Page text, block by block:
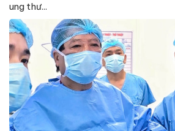
ung thư...